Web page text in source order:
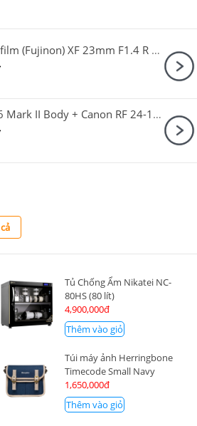
Ống Kính Fujifilm (Fujinon) XF 23mm F1.4 R LM WR
Canon EOS R6 Mark II Body + Canon RF 24-105mm F4 L IS USM
Tủ Chống Ẩm Nikatei NC-
80HS (80 lít)
4,900,000đ
Thêm vào giỏ
Túi máy ảnh Herringbone
Timecode Small Navy
1,650,000đ
Thêm vào giỏ